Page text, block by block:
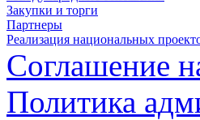
Закупки и торги
Партнеры
Реализация национальных
Соглашение
Политика